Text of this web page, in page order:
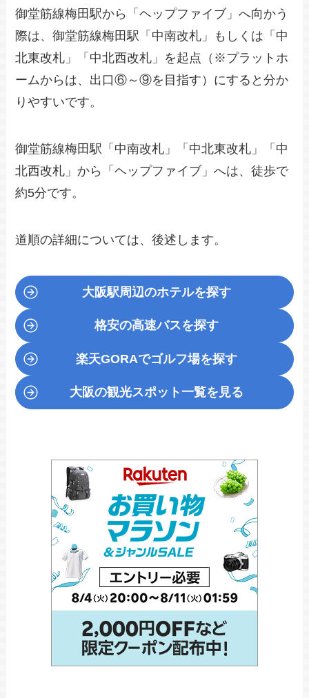
御堂筋線梅田駅から「ヘップファイブ」へ向かう
際は、御堂筋線梅田駅「中南改札」もしくは「中
北東改札」「中北西改札」を起点（※プラットホ
ームからは、出口⑥～⑨を目指す）にすると分か
りやすいです。
御堂筋線梅田駅「中南改札」「中北東改札」「中
北西改札」から「ヘップファイブ」へは、徒歩で
約5分です。
道順の詳細については、後述します。
大阪駅周辺のホテルを探す
格安の高速バスを探す
楽天GORAでゴルフ場を探す
大阪の観光スポット一覧を見る